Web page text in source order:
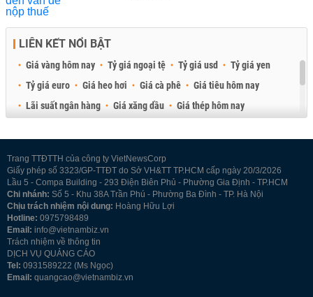
LIÊN KẾT NỔI BẬT
Giá vàng hôm nay Tỷ giá ngoại tệ Tỷ giá usd
Tỷ giá yen
Tỷ giá euro
Giá heo hơi Giá cà phê
Giá tiêu hôm nay
Lãi suất ngân hàng
Giá xăng dầu
Giá thép hôm nay
Trang TTĐTTH của công ty VietNewsCorp
Giấy phép số 3323/GP-TTĐT do Sở VH&TT TP.HCM cấp ngày 20/3/2026
Lầu 5 - Compa Building - 293 Điện Biên Phủ - Phường Gia Định - TP.HCM
Chi nhánh: Số 5 - Khu 38A Trần Phú - Phường Ba Đình - TP. Hà Nội
Chịu trách nhiệm nội dung: Hoàng Hữu Lợi
Hotline: 0975798489
Email: info@vietnambiz.vn
Trách nhiệm về thông tin
DỊCH VỤ QUẢNG CÁO
Tel: 0931589222 (Ms Ngọc)
Email: quangcao@vietnambiz.vn